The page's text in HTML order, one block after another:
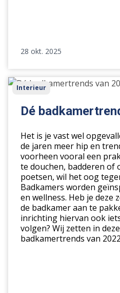
28 okt. 2025
DéInterieur
Dé
Het is je vast wel
de jaren meer hip en
voorheen vooral een
te douchen, badderen of
poetsen, wil het oog
Badkamers worden
en wellness. Heb je deze
de badkamer aan te
inrichting hiervan ook
volgen? Wij zetten in
badkamertrends van